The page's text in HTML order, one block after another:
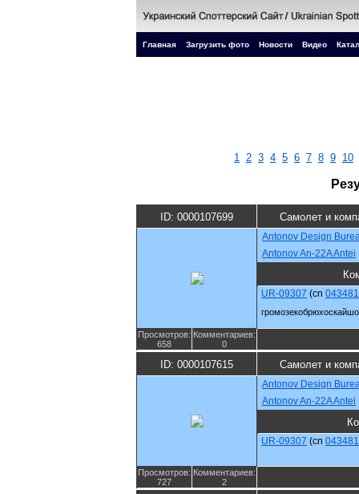
Главная Загрузить фото Новости Видео
1 2 3 4 5 6 7 8 9 10
ID: 0000107699 Самолет и
Antonov Design
Antonov An-22A Antei
UR-09307 (cn
Просмотров:
658
Комментариев:
0
ID: 0000107615 Самолет и
Antonov Design
Antonov An-22A Antei
UR-09307 (cn
Просмотров:
727
Комментариев:
2